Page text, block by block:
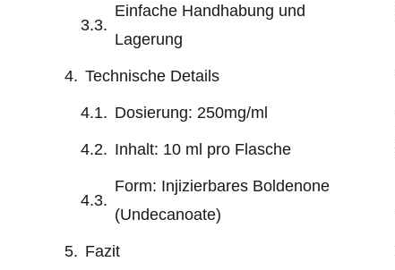
Einfache Handhabung und
Lagerung
Technische Details
Dosierung: 250mg/ml
Inhalt: 10 ml pro Flasche
Form: Injizierbares Boldenone
(Undecanoate)
Fazit